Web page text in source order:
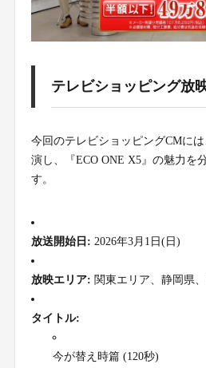
テレビショッピング放
今回のテレビショッピングCMに
演し、『ECO ONE X5』の魅力を
す。
放送開始日: 2026年3月1日(日)
放映エリア: 関東エリア、静岡県
タイトル:
今が替え時篇 (120秒)